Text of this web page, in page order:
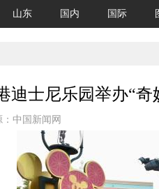
山东 国内 国际
迪士尼乐园举办“
中国新闻网